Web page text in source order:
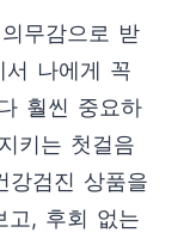
무감으로 받
서 나에게 꼭
훨씬 중요하
키는 첫걸음
강검진 상품을
고, 후회 없는